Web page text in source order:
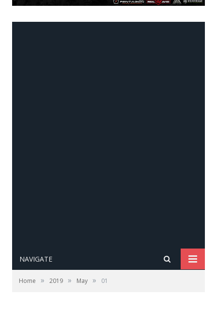
NAVIGATE
Home » 2019 » May » 01